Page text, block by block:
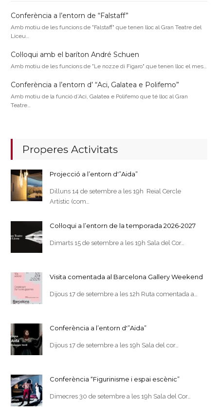
Conferència a l’entorn de “Falstaff”
Amb motiu de les funcions de "Falstaff" que tenen lloc al Gran Teatre del
Liceu…
Col·loqui amb el baríton André Schuen
Amb motiu de les funcions de "Le nozze di Figaro" que tenen lloc el mes…
Conferència a l’entorn d’ “Aci, Galatea e Polifemo”
Amb motiu de la funció d’Aci, Galatea e Polifemo que té lloc al Gran
Teatre…
Properes Activitats
Projecció a l’entorn d'”Aida”
Dilluns 14 de setembre a les 19h Reial Cercle
Artístic (com…
Col·loqui a l’entorn de la temporada 2026-2027
Dimarts 15 de setembre a les 19h Sala del Cor…
Visita comentada al Barcelona Gallery Weekend
Dijous 17 de setembre a les 12h Ruta comentada a…
Conferència a l’entorn d'”Aida”
Dijous 17 de setembre a les 19h Sala del cor…
Conferència “Figurinisme i espai escènic”
Dimecres 30 de setembre a les 19h Sala del Cor…